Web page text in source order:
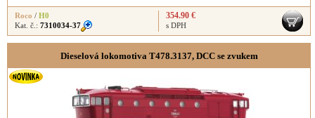
Roco / H0
Kat. č.: 7310034-37
354.90 €
s DPH
Dieselová lokomotiva T478.3137, DCC se zvukem